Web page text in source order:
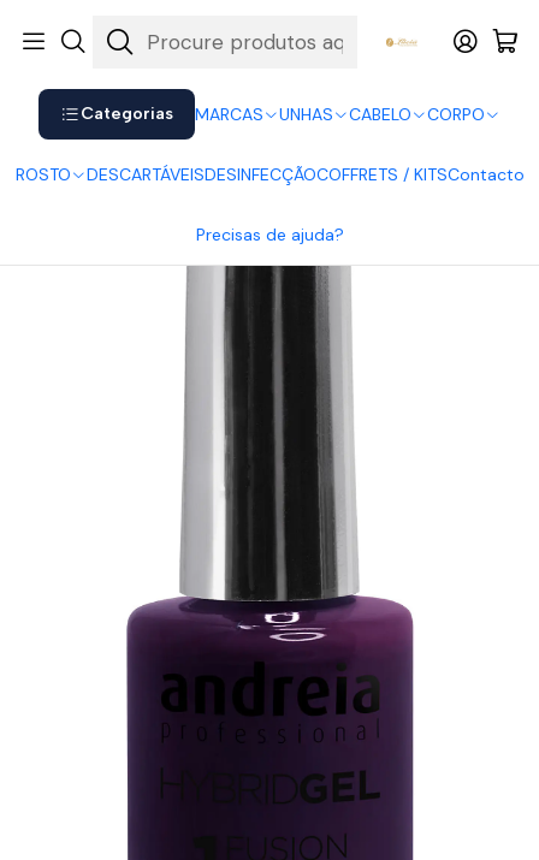
Categorias MARCAS UNHAS CABELO CORPO
ROSTO DESCARTÁVEISDESINFECÇÃOCOFFRETS / KITSContacto
Precisas de ajuda?
Shop now. Pay later with Klarna.
Andreia Vernizes HybridGel 78